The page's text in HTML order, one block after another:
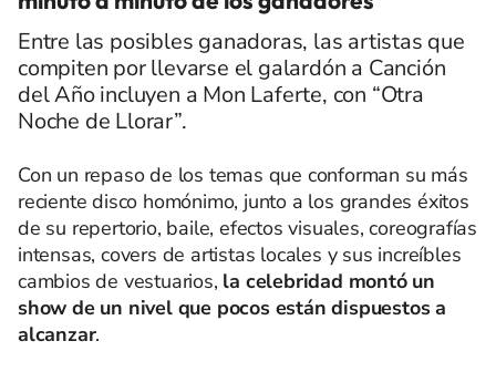
Entre las posibles ganadoras, las artistas que
compiten por llevarse el galardón a Canción
del Año incluyen a Mon Laferte, con “Otra
Noche de Llorar”.
Con un repaso de los temas que conforman su más
reciente disco homónimo, junto a los grandes éxitos
de su repertorio, baile, efectos visuales, coreografías
intensas, covers de artistas locales y sus increíbles
cambios de vestuarios, la celebridad montó un
show de un nivel que pocos están dispuestos a
alcanzar.